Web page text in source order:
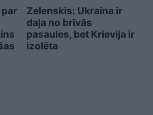
par
Zelenskis: Ukraina ir
daļa no brīvās
pasaules, bet Krievija ir
izolēta